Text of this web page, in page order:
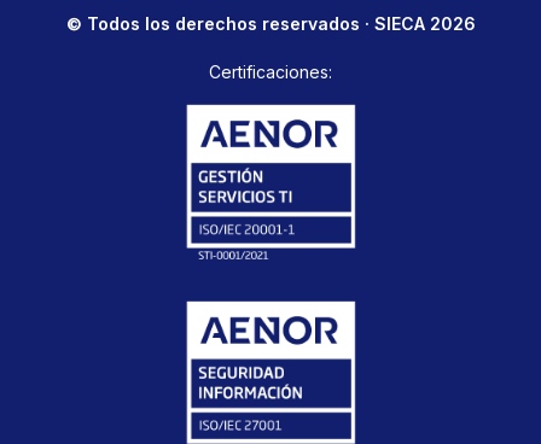
© Todos los derechos reservados · SIECA 2026
Certificaciones: